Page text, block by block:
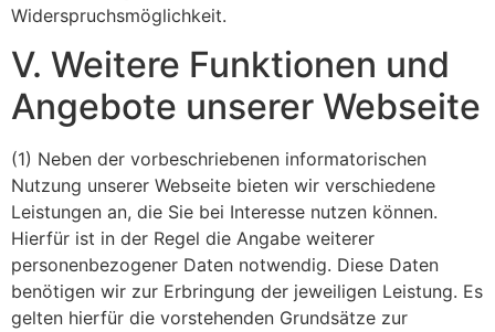
Widerspruchsmöglichkeit.
V. Weitere Funktionen und
Angebote unserer Webseite
(1) Neben der vorbeschriebenen informatorischen
Nutzung unserer Webseite bieten wir verschiedene
Leistungen an, die Sie bei Interesse nutzen können.
Hierfür ist in der Regel die Angabe weiterer
personenbezogener Daten notwendig. Diese Daten
benötigen wir zur Erbringung der jeweiligen Leistung. Es
gelten hierfür die vorstehenden Grundsätze zur